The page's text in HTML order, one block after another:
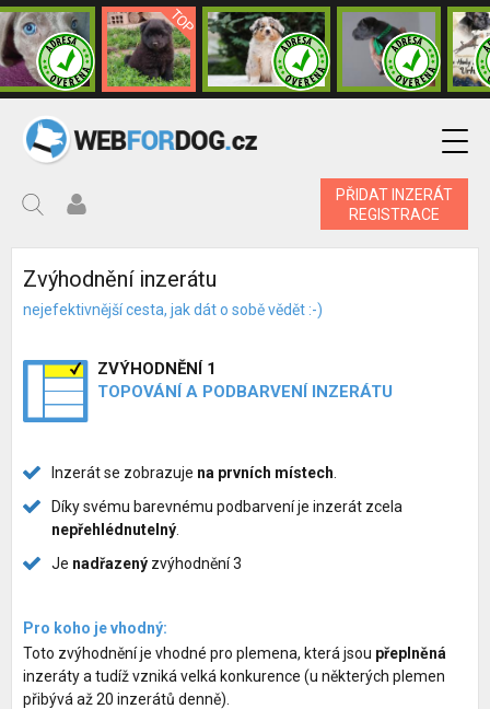
PŘIDAT INZERÁT
REGISTRACE
Zvýhodnění inzerátu
nejefektivnější cesta, jak dát o sobě vědět :-)
ZVÝHODNĚNÍ 1
TOPOVÁNÍ A PODBARVENÍ INZERÁTU
Inzerát se zobrazuje na prvních místech
Díky svému barevnému podbarvení je inzerát zcela
nepřehlédnutelný
Je nadřazený zvýhodnění 3
Pro koho je vhodný:
Toto zvýhodnění je vhodné pro plemena, která jsou přeplněná
inzeráty a tudíž vzniká velká konkurence (u některých plemen
přibývá až 20 inzerátů denně).